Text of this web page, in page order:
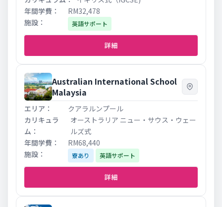
RM32,478
英語サポート
詳細
Australian International School
Malaysia
クアラルンプール
オーストラリア ニュー・サウス・ウェー
ルズ式
RM68,440
寮あり 英語サポート
詳細